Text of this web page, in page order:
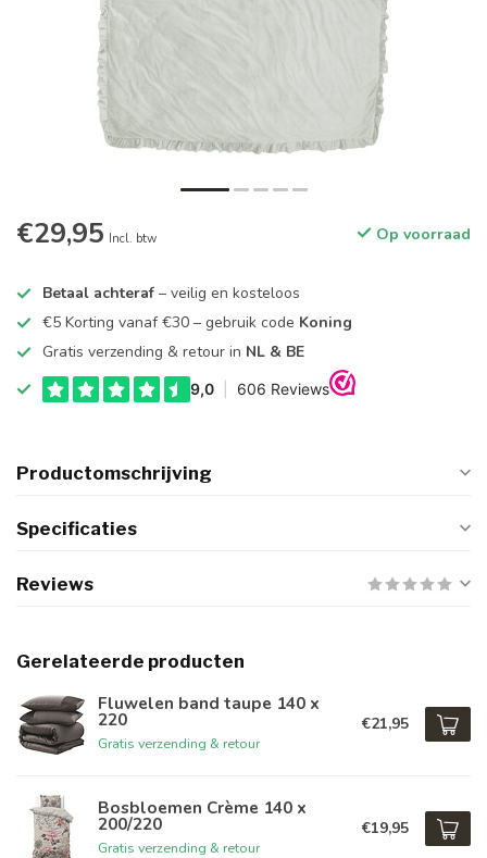
€29,95 Incl. btw Op voorraad
Betaal achteraf – veilig en kosteloos
€5 Korting vanaf €30 – gebruik code Koning
Gratis verzending & retour in NL & BE
Productomschrijving
Specificaties
Reviews
Gerelateerde producten
Fluwelen band taupe 140 x
220
Gratis verzending & retour
€21,95
Bosbloemen Crème 140 x
200/220
Gratis verzending & retour
€19,95